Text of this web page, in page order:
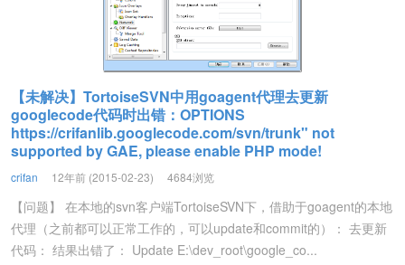
【未解决】TortoiseSVN中用goagent代理去更新
googlecode代码时出错：OPTIONS
https://crifanlib.googlecode.com/svn/trunk" not
supported by GAE, please enable PHP mode!
crifan 12年前 (2015-02-23) 4684浏览
【问题】 在本地的svn客户端TortoiseSVN下，借助于goagent的本地
代理（之前都可以正常工作的，可以update和commit的）： 去更新
代码： 结果出错了： Update E:\dev_root\google_co...